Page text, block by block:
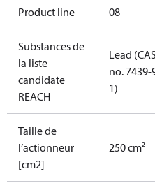
Product line 08
Substances de
la liste
candidate
REACH
Lead
no. 7439-
1)
Taille de
l’actionneur
[cm2]
250 cm²